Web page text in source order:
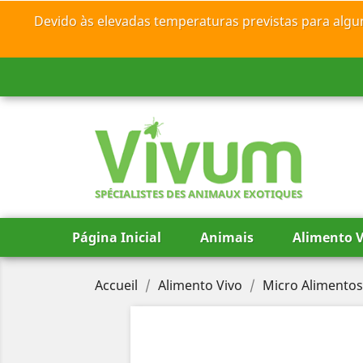
Devido às elevadas temperaturas previstas para
SPÉCIALISTES DES ANIMAUX EXOTIQUES
Página Inicial Animais Alimento
Accueil Alimento Vivo Micro Alimentos